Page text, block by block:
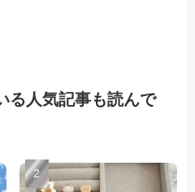
る人気記事も読んで